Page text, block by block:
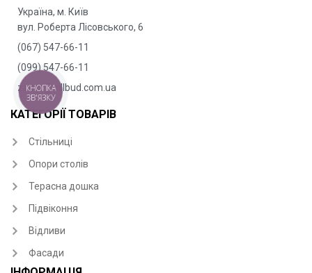
Україна, м. Київ
вул. Роберта Лісовського, 6
(067) 547-66-11
(099) 547-66-11
zakaz@sillbud.com.ua
КАТЕГОРІЇ ТОВАРІВ
Стільниці
Опори столів
Терасна дошка
Підвіконня
Відливи
Фасади
КНОПКА
ЗВ'ЯЗКУ